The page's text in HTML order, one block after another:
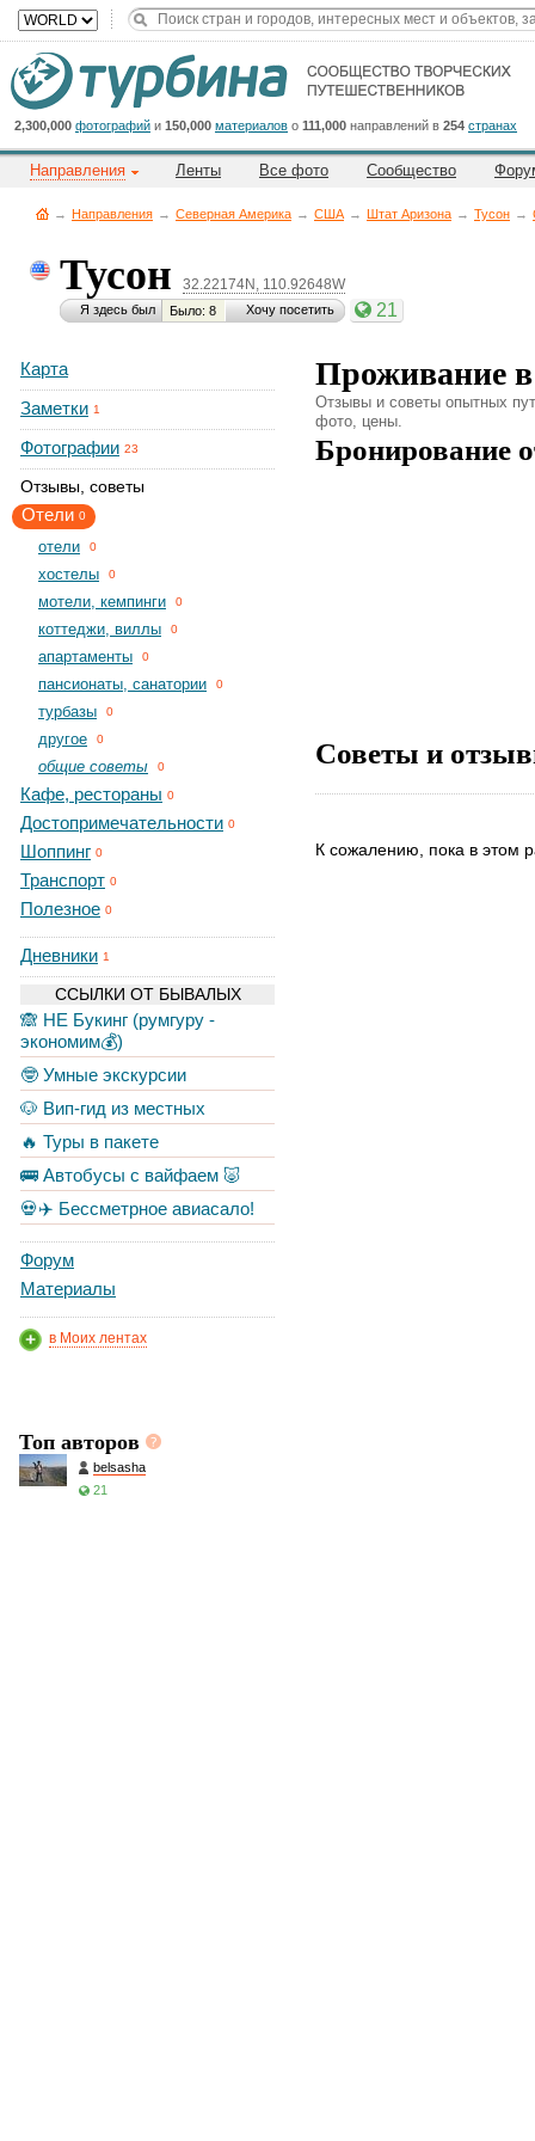
2,300,000 фотографий и 150,000 материалов о 111,000 направлений в 254 странах
Направления Ленты Все фото Сообщество
→ Направления → Северная Америка → CША → Штат Аризона → Тусон →
Тусон 32.22174N, 110.92648W
Я здесь был Было: 8 Хочу посетить 21
Карта
Заметки 1
Фотографии 23
Отзывы, советы
Отели 0
отели 0
хостелы 0
мотели, кемпинги 0
коттеджи, виллы 0
апартаменты 0
пансионаты, санатории 0
турбазы 0
другое 0
общие советы 0
Кафе, рестораны 0
Достопримечательности 0
Шоппинг 0
Транспорт 0
Полезное 0
Дневники 1
ССЫЛКИ ОТ БЫВАЛЫХ
🙈 НЕ Букинг (румгуру -
экономим💰)
🤓 Умные экскурсии
🐶 Вип-гид из местных
🔥 Туры в пакете
🚌 Автобусы с вайфаем 🐷
💀✈️ Бессметрное авиасало!
Форум
Материалы
в Моих лентах
Топ авторов
belsasha
21
Проживание
Отзывы и советы опытных
фото, цены.
Бронирование
Советы и
К сожалению, пока в этом
Cейчас
на
сайте:
Title
Button